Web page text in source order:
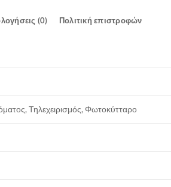
(0) Πολιτική επιστροφών
Τηλεχειρισμός, Φωτοκύτταρο